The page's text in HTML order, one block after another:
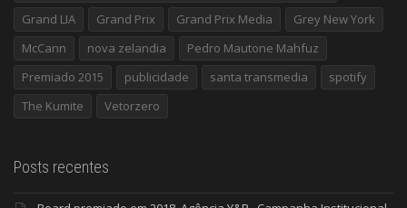
Grand LIA
Grand Prix Grand Prix Media
Grey New York
McCann
nova zelandia
Pedro Mautone Mahfuz
Premiado 2015
publicidade santa transmedia
spotify
The Kumite
Vetorzero
Posts recentes